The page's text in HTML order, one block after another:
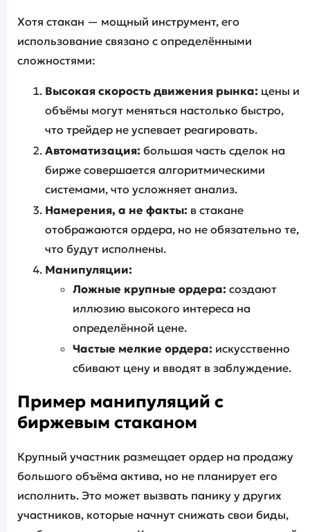
Хотя стакан — мощный инструмент, его
использование связано с определёнными
сложностями:
Высокая скорость движения рынка: цены и
объёмы могут меняться настолько быстро,
что трейдер не успевает реагировать.
Автоматизация: большая часть сделок на
бирже совершается алгоритмическими
системами, что усложняет анализ.
Намерения, а не факты: в стакане
отображаются ордера, но не обязательно те,
что будут исполнены.
Манипуляции:
Ложные крупные ордера: создают
иллюзию высокого интереса на
определённой цене.
Частые мелкие ордера: искусственно
сбивают цену и вводят в заблуждение.
Пример манипуляций с
биржевым стаканом
Крупный участник размещает ордер на продажу
большого объёма актива, но не планирует его
исполнить. Это может вызвать панику у других
участников, которые начнут снижать свои биды,